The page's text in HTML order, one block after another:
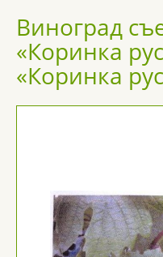
Виноград
«Коринка
«Коринка